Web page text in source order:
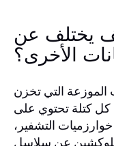
يختلف عن
الأخرى؟
الموزعة التي تخزن
كل كتلة تحتوي على
التشفير،
عن سلاسل